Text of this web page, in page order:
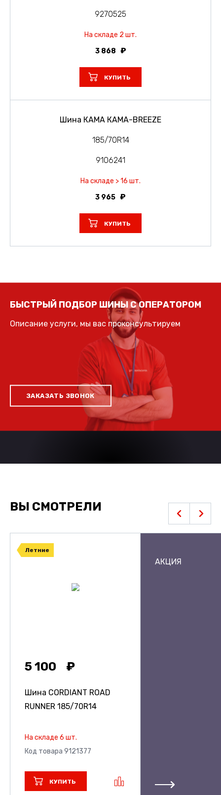
9270525
На складе 2 шт.
3 868
КУПИТЬ
Шина КАМА КАМА-BREEZE
185/70R14
9106241
На складе > 16 шт.
3 965
КУПИТЬ
БЫСТРЫЙ ПОДБОР ШИНЫ С ОПЕРАТОРОМ
Описание услуги, мы вас проконсультируем
ЗАКАЗАТЬ ЗВОНОК
ВЫ СМОТРЕЛИ
Летние
5 100
Шина CORDIANT ROAD
RUNNER 185/70R14
На складе 6 шт.
Код товара 9121377
КУПИТЬ
АКЦИЯ